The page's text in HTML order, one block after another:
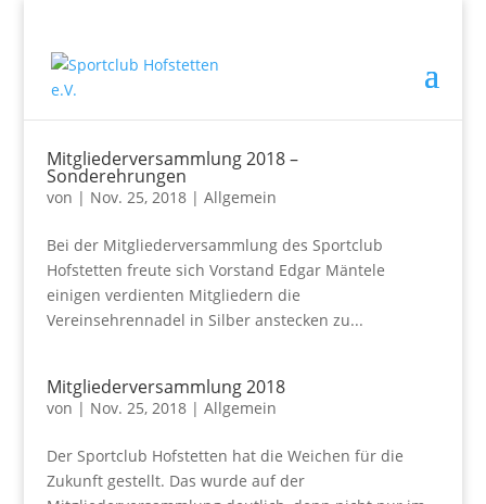
Mitgliederversammlung 2018 –
Sonderehrungen
von | Nov. 25, 2018| Allgemein
Bei der Mitgliederversammlung des Sportclub
Hofstetten freute sich Vorstand Edgar Mäntele
einigen verdienten Mitgliedern die
Vereinsehrennadel in Silber anstecken zu...
Mitgliederversammlung 2018
von | Nov. 25, 2018| Allgemein
Der Sportclub Hofstetten hat die Weichen für die
Zukunft gestellt. Das wurde auf der